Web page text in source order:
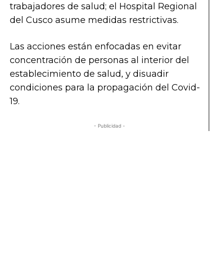
trabajadores de salud; el Hospital Regional
del Cusco asume medidas restrictivas.
Las acciones están enfocadas en evitar
concentración de personas al interior del
establecimiento de salud, y disuadir
condiciones para la propagación del Covid-
19.
- Publicidad -